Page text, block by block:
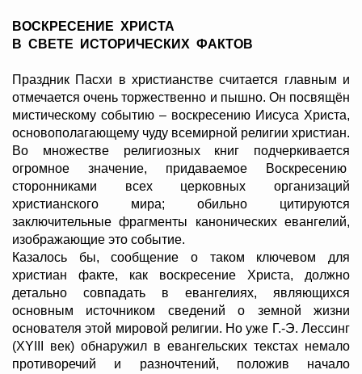
ВОСКРЕСЕНИЕ ХРИСТА
В СВЕТЕ ИСТОРИЧЕСКИХ ФАКТОВ
Праздник Пасхи в христианстве считается главным и
отмечается очень торжественно и пышно. Он посвящён
мистическому событию – воскресению Иисуса Христа,
основополагающему чуду всемирной религии христиан.
Во множестве религиозных книг подчеркивается
огромное значение, придаваемое Воскресению
сторонниками всех церковных организаций
христианского мира; обильно цитируются
заключительные фрагменты канонических евангелий,
изображающие это событие.
Казалось бы, сообщение о таком ключевом для
христиан факте, как воскресение Христа, должно
детально совпадать в евангелиях, являющихся
основным источником сведений о земной жизни
основателя этой мировой религии. Но уже Г.-Э. Лессинг
(ХYIII век) обнаружил в евангельских текстах немало
противоречий и разночтений, положив начало